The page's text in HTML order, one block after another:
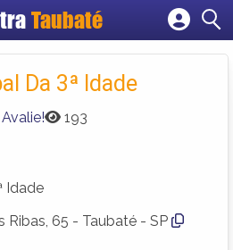
Taubaté
Cadastrar empresa
Criar conta
Da 3ª Idade
Avalie! 193
Idade
Ribas, 65 - Taubaté - SP